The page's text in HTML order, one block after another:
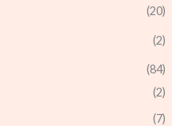
(20)
(2)
(84)
(2)
(7)